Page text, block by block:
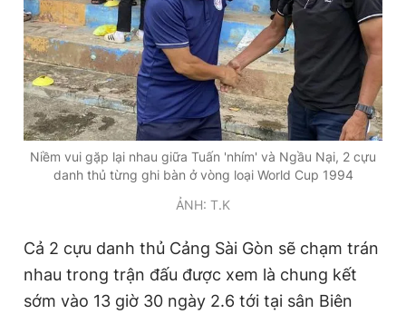
Niềm vui gặp lại nhau giữa Tuấn 'nhím' và Ngầu Nại, 2 cựu
danh thủ từng ghi bàn ở vòng loại World Cup 1994
ẢNH: T.K
Cả 2 cựu danh thủ Cảng Sài Gòn sẽ chạm trán
nhau trong trận đấu được xem là chung kết
sớm vào 13 giờ 30 ngày 2.6 tới tại sân Biên